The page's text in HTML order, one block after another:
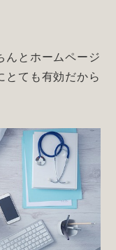
んとホームページ
とても有効だから